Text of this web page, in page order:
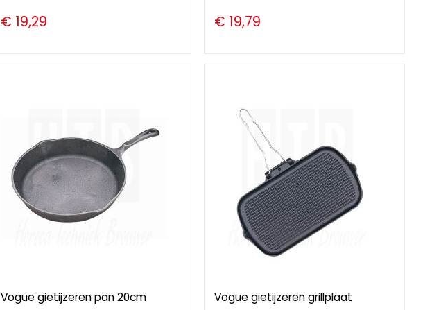
€ 19,29 € 19,79
Vogue gietijzeren pan 20cm Vogue gietijzeren grillplaat